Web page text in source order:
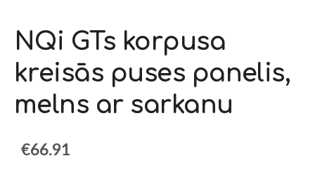
NQi GTs korpusa
kreisās puses panelis,
melns ar sarkanu
€66.91